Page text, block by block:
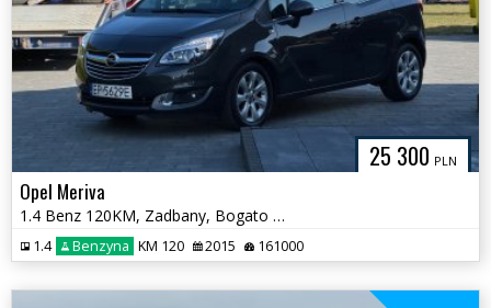
25 300 PLN
Opel Meriva
1.4 Benz 120KM, Zadbany, Bogato Wyposażony
1.4 Benzyna KM 120 2015 161000